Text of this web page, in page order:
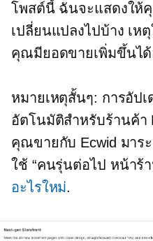
โพสต์นี้ ฉันจะแสดงให้
เปลี่ยนแปลงไปบ้าง เห
คุณมียอดขายเพิ่มขึ้นได้
หมายเหตุสั้นๆ: การอัป
อัตโนมัติสำหรับร้านค้า
คุณขายกับ Ecwid มาร
ใช้ “คนรุ่นต่อไป หน้าร้
อะไรใหม่.